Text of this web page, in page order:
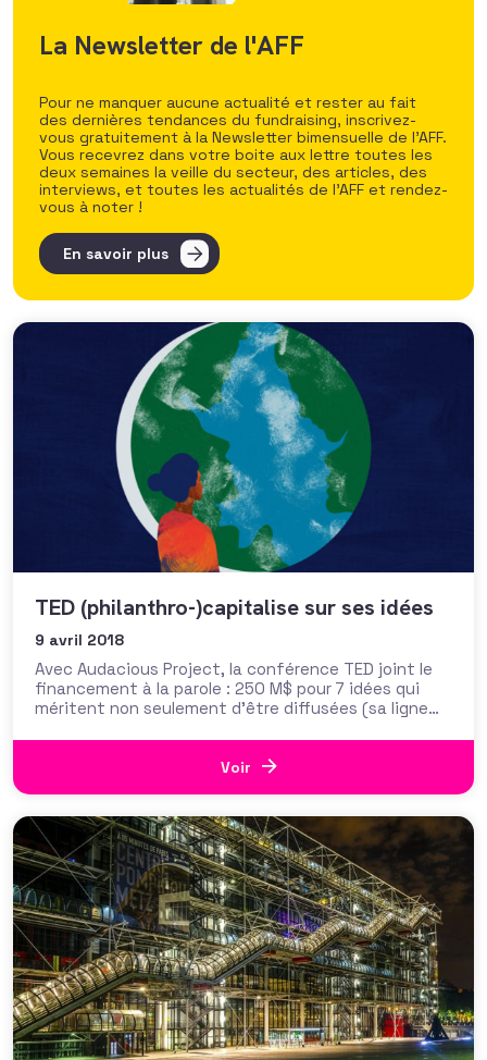
TED (philanthro-)capitalise sur ses idées
9 avril 2018
Avec Audacious Project, la conférence TED joint le
financement à la parole : 250 M$ pour 7 idées qui
méritent non seulement d’être diffusées (sa ligne
philanthropie décrit par l‘organisation comme « ce à
Voir
La Newsletter de l'AFF
Pour ne manquer aucune actualité et rester au fait
des dernières tendances du fundraising, inscrivez-
vous gratuitement à la Newsletter bimensuelle de l’AFF.
Vous recevrez dans votre boite aux lettre toutes les
deux semaines la veille du secteur, des articles, des
interviews, et toutes les actualités de l’AFF et rendez-
vous à noter !
En savoir plus